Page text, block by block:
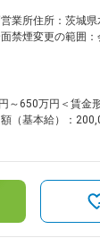
・集合住宅などの
工計画立案、工程・品
図面確認、協力業
サポートします ※クワザワ
ご入社後、株式会
、当日現場の確認
09:30 現場（1）
指示（オフィス改
合せ（進捗・仕様
業所住所：茨城
禁煙変更の範囲
～650万円＜賃金
（基本給）：
補足＞※予定年収は
を考慮のうえ決定
12月）【モデル年